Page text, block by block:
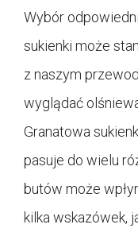
Wybór
sukienki może
z naszym
wyglądać
Granatowa
pasuje do wielu
butów może
kilka wskazówek,